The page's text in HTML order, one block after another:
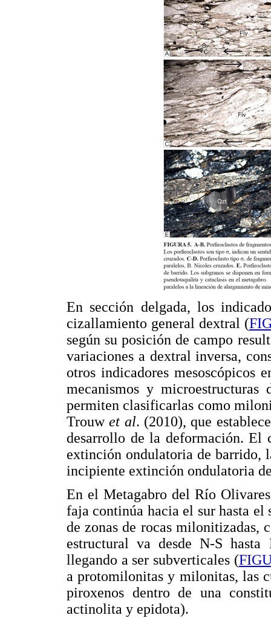
En sección delgada, los
cizallamiento general dextral (
según su posición de campo
variaciones a dextral inversa,
otros indicadores mesoscópicos
mecanismos y
permiten clasificarlas como
Trouwet al. (2010), que
desarrollo de la deformación. El
extinción ondulatoria de barrido,
incipiente extinción ondulatoria
En el Metagabro del Río
faja continúa hacia el sur hasta el
de zonas de rocas milonitizadas,
estructural va desde N-S
llegando a ser subverticales (
a protomilonitas y milonitas, las
piroxenos dentro de una
actinolita y epidota).